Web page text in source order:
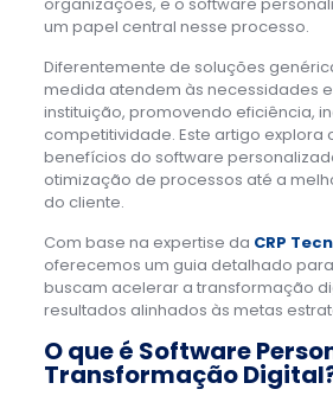
um papel central nesse processo.
Diferentemente de soluções
medida atendem às necessidades
instituição, promovendo eficiência,
competitividade. Este artigo explora
benefícios do software
otimização de processos até a
do cliente.
Com base na expertise da CRP
oferecemos um guia detalhado
buscam acelerar a transformação
resultados alinhados às metas
O que é Software
Transformação